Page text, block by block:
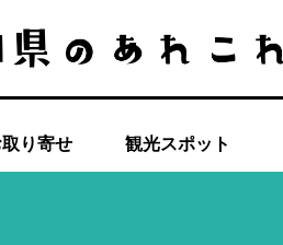
取り寄せ 観光スポット